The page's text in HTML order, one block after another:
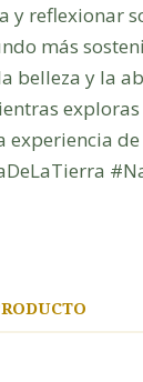
y reflexionar
más
belleza y la
experiencia